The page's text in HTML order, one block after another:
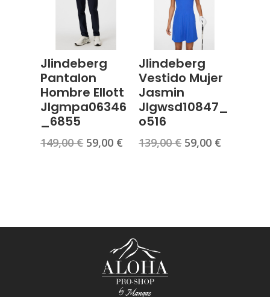
Jlindeberg
Pantalon
Hombre Ellott
Jlgmpa06346
_6855
149,00€ El
59,00 €
Jlindeberg
Vestido Mujer
Jasmin
Jlgwsd10847_
o516
139,00€ El
59,00 €